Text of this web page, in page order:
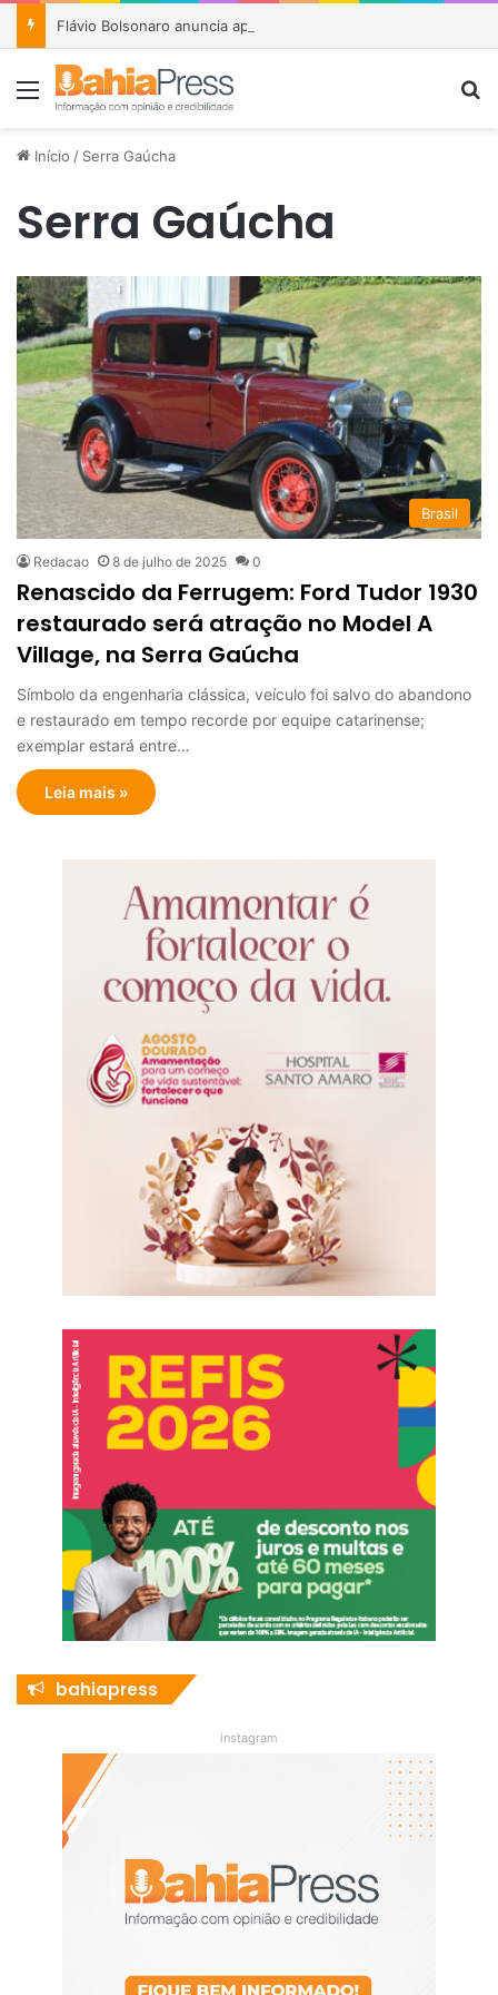
Menu
Início / Serra Gaúcha
Serra Gaúcha
Brasil
Redacao 8 de julho de 2025 0
Renascido da Ferrugem: Ford Tudor 1930
restaurado será atração no Model A
Village, na Serra Gaúcha
Símbolo da engenharia clássica, veículo foi salvo do abandono
e restaurado em tempo recorde por equipe catarinense;
exemplar estará entre…
Leia mais »
bahiapress
instagram